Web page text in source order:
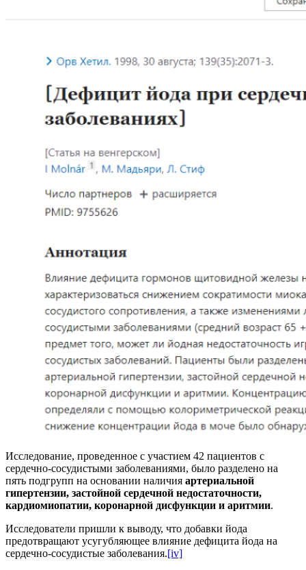
Исследование, проведенное с участием 42 пациентов с
сердечно-сосудистыми заболеваниями, было разделено на
пять подгрупп на основании наличия артериальной
гипертензии, застойной сердечной недостаточности,
кардиомиопатии, коронарной дисфункции и аритмии.
Исследователи пришли к выводу, что добавки йода
предотвращают усугубляющее влияние дефицита йода на
сердечно-сосудистые заболевания.[iv]